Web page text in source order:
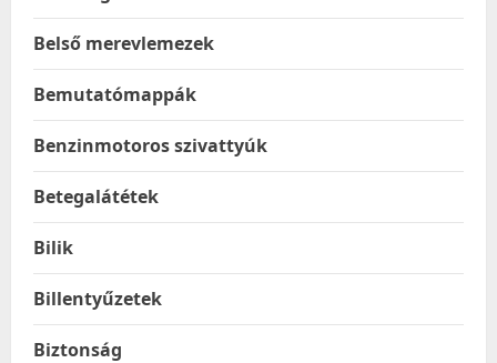
Belső merevlemezek
Bemutatómappák
Benzinmotoros szivattyúk
Betegalátétek
Bilik
Billentyűzetek
Biztonság